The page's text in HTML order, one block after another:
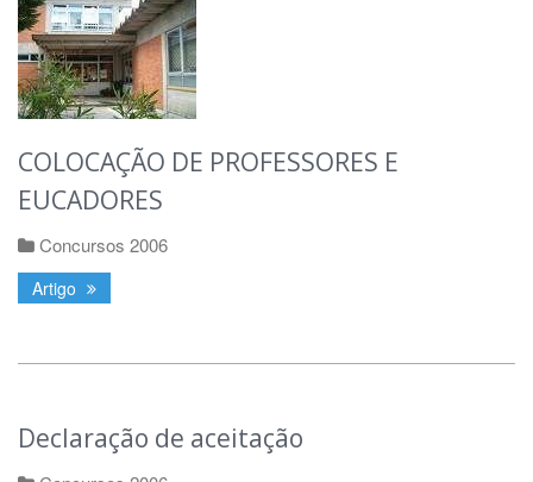
COLOCAÇÃO DE PROFESSORES E
EUCADORES
Concursos 2006
Artigo
Declaração de aceitação